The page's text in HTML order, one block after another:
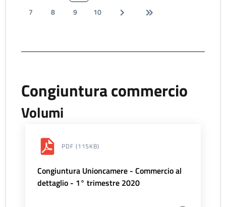
7
8 9 10
Congiuntura commercio
Volumi
PDF (115KB)
Congiuntura Unioncamere - Commercio al
dettaglio - 1° trimestre 2020